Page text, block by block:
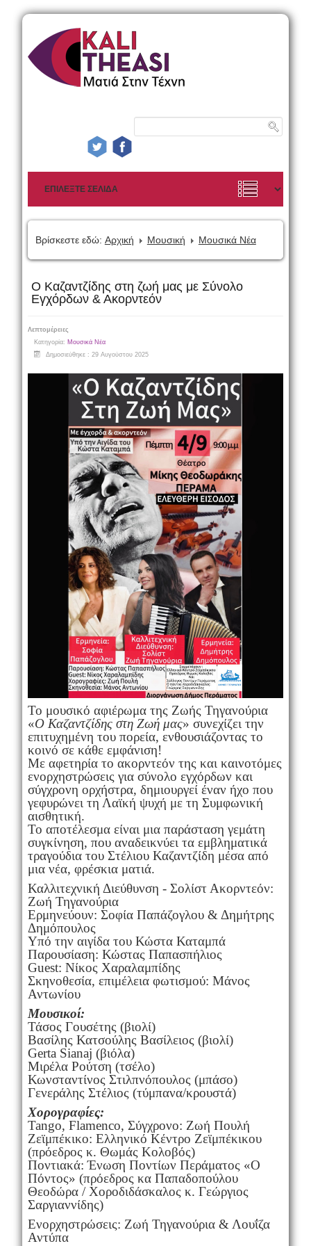
Βρίσκεστε εδώ: Αρχική Μουσική Μουσικά Νέα
Ο Καζαντζίδης στη ζωή μας με Σύνολο
Εγχόρδων & Ακορντεόν
Λεπτομέρειες
Κατηγορία: Μουσικά Νέα
Δημοσιεύθηκε : 29 Αυγούστου 2025
Το μουσικό αφιέρωμα της Ζωής Τηγανούρια
«Ο Καζαντζίδης στη Ζωή μας» συνεχίζει την
επιτυχημένη του πορεία, ενθουσιάζοντας το
κοινό σε κάθε εμφάνιση!
Με αφετηρία το ακορντεόν της και καινοτόμες
ενορχηστρώσεις για σύνολο εγχόρδων και
σύγχρονη ορχήστρα, δημιουργεί έναν ήχο που
γεφυρώνει τη Λαϊκή ψυχή με τη Συμφωνική
αισθητική.
Το αποτέλεσμα είναι μια παράσταση γεμάτη
συγκίνηση, που αναδεικνύει τα εμβληματικά
τραγούδια του Στέλιου Καζαντζίδη μέσα από
μια νέα, φρέσκια ματιά.
Καλλιτεχνική Διεύθυνση - Σολίστ Ακορντεόν:
Ζωή Τηγανούρια
Ερμηνεύουν: Σοφία Παπάζογλου & Δημήτρης
Δημόπουλος
Υπό την αιγίδα του Κώστα Καταμπά
Παρουσίαση: Κώστας Παπασπήλιος
Guest: Νίκος Χαραλαμπίδης
Σκηνοθεσία, επιμέλεια φωτισμού: Μάνος
Αντωνίου
Μουσικοί:
Τάσος Γουσέτης (βιολί)
Βασίλης Κατσούλης Βασίλειος (βιολί)
Gerta Sianaj (βιόλα)
Μιρέλα Ρούτση (τσέλο)
Κωνσταντίνος Στιλπνόπουλος (μπάσο)
Γενεράλης Στέλιος (τύμπανα/κρουστά)
Χορογραφίες:
Tango, Flamenco, Σύγχρονο: Ζωή Πουλή
Ζεϊμπέκικο: Ελληνικό Κέντρο Ζεϊμπέκικου
(πρόεδρος κ. Θωμάς Κολοβός)
Ποντιακά: Ένωση Ποντίων Περάματος «Ο
Πόντος» (πρόεδρος κα Παπαδοπούλου
Θεοδώρα / Χοροδιδάσκαλος κ. Γεώργιος
Σαργιαννίδης)
Ενορχηστρώσεις: Ζωή Τηγανούρια & Λουΐζα
Αντύπα